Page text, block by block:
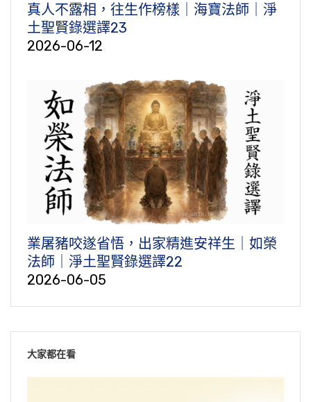
真人不露相，往生作榜樣｜海寶法師｜淨
土聖賢錄選譯23
2026-06-12
業屠豬咬遂省悟，出家精進安祥生｜如榮
法師｜淨土聖賢錄選譯22
2026-06-05
大家都在看